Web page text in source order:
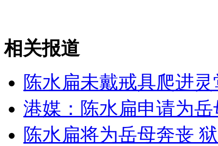
无痛分娩是否安全 医生回应
外交部：反对强权政治霸凌主义
相关报道
陈水扁未戴戒具爬进
港媒：陈水扁申请为
陈水扁将为岳母奔丧